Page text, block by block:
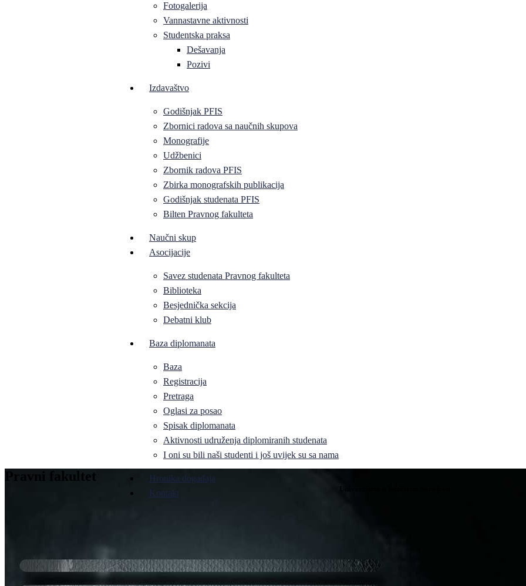
Fotogalerija
Vannastavne aktivnosti
Studentska praksa
Dešavanja
Pozivi
Izdavaštvo
Godišnjak PFIS
Zbornici radova sa naučnih skupova
Monografije
Udžbenici
Zbornik radova PFIS
Zbirka monografskih publikacija
Godišnjak studenata PFIS
Bilten Pravnog fakulteta
Naučni skup
Asocijacije
Savez studenata Pravnog fakulteta
Biblioteka
Besjednička sekcija
Debatni klub
Baza diplomanata
Baza
Registracija
Pretraga
Oglasi za posao
Spisak diplomanata
Aktivnosti udruženja diplomiranih studenata
I oni su bili naši studenti i još uvijek su sa nama
Hronika događaja
Kontakt
Pravni fakultet